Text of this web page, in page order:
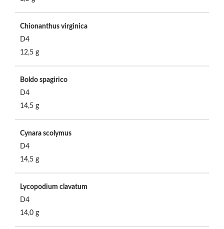
Chionanthus virginica
D4
12,5 g
Boldo spagirico
D4
14,5 g
Cynara scolymus
D4
14,5 g
Lycopodium clavatum
D4
14,0 g